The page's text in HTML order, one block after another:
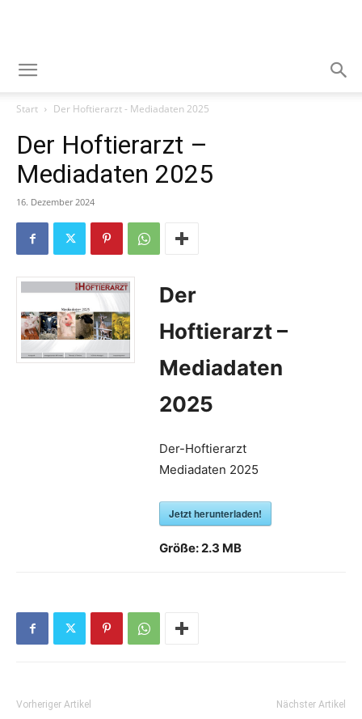
Start Der Hoftierarzt - Mediadaten 2025
Der Hoftierarzt –
Mediadaten 2025
16. Dezember 2024
Der
Hoftierarzt –
Mediadaten
2025
Der-Hoftierarzt
Mediadaten 2025
Jetzt herunterladen!
Größe:2.3 MB
Vorheriger Artikel Nächster Artikel